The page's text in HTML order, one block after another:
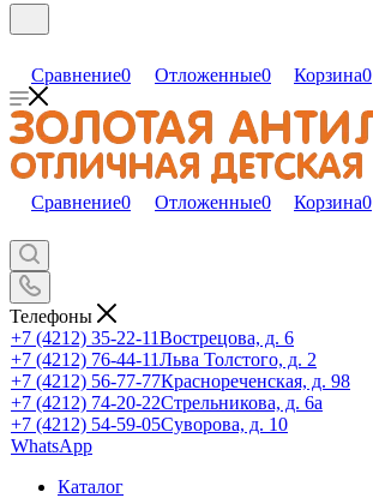
Сравнение0 Отложенные0 Корзина0
Сравнение0 Отложенные0 Корзина0
Телефоны
+7 (4212) 35-22-11Вострецова, д. 6
+7 (4212) 76-44-11Льва Толстого, д. 2
+7 (4212) 56-77-77Краснореченская, д. 98
+7 (4212) 74-20-22Стрельникова, д. 6а
+7 (4212) 54-59-05Суворова, д. 10
WhatsApp
Каталог